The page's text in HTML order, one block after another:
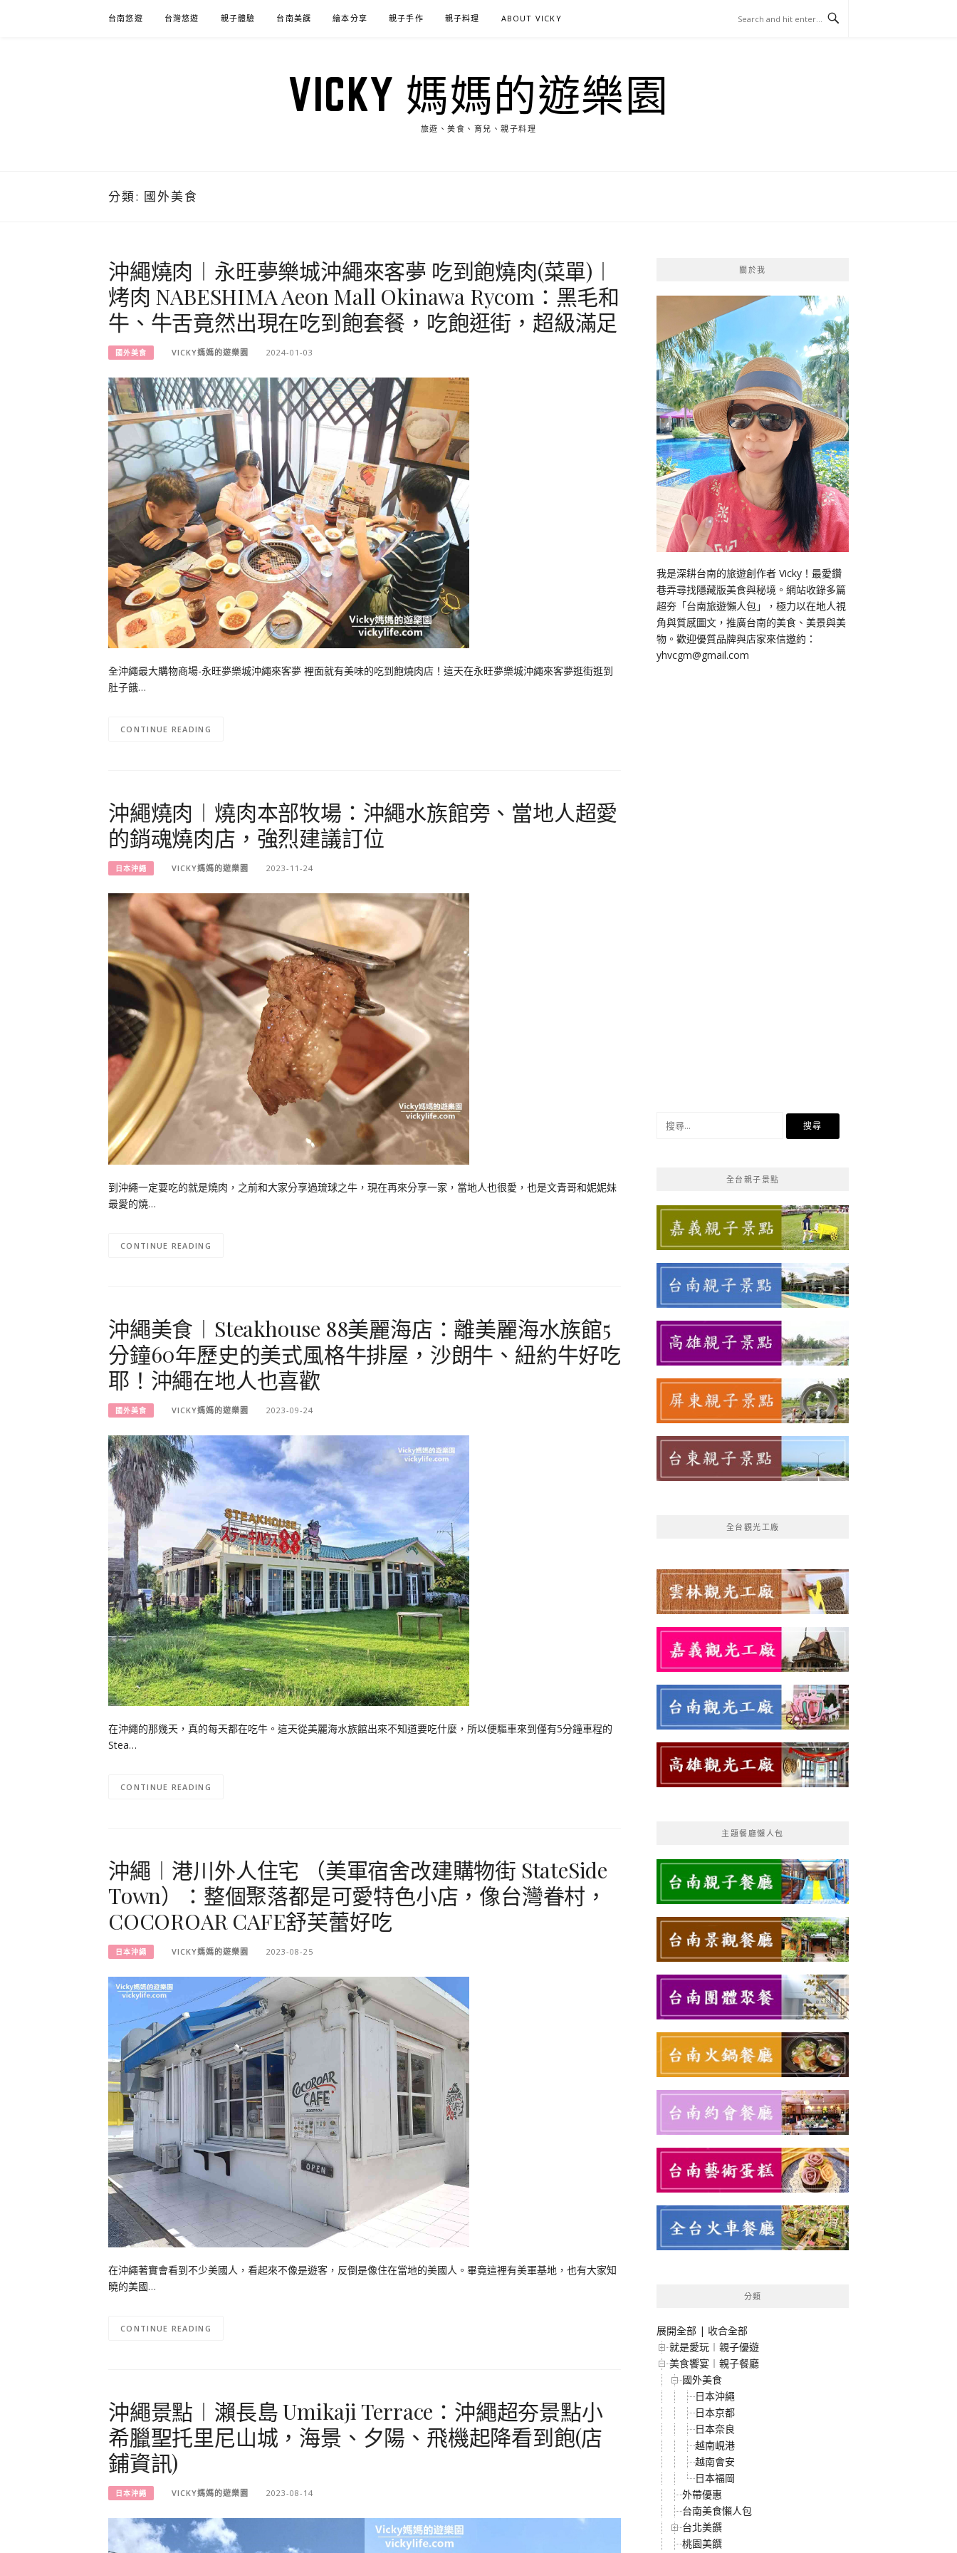
台南悠遊 台灣悠遊 親子體驗 台南美饌 繪本分享 親子手作 親子料理 ABOUT VICKY
VICKY 媽媽的遊樂園
旅遊、美食、育兒、親子料理
分類: 國外美食
沖繩燒肉︱永旺夢樂城沖繩來客夢 吃到飽燒肉(菜單)︱
烤肉 NABESHIMA Aeon Mall Okinawa Rycom：黑毛和
牛、牛舌竟然出現在吃到飽套餐，吃飽逛街，超級滿足
國外美食 VICKY媽媽的遊樂園 2024-01-03
全沖繩最大購物商場-永旺夢樂城沖繩來客夢 裡面就有美味的吃到飽燒肉店！這天在永旺夢樂城沖繩來客夢逛街逛到
肚子餓…
CONTINUE READING
沖繩燒肉︱燒肉本部牧場：沖繩水族館旁、當地人超愛
的銷魂燒肉店，強烈建議訂位
日本沖繩 VICKY媽媽的遊樂園 2023-11-24
到沖繩一定要吃的就是燒肉，之前和大家分享過琉球之牛，現在再來分享一家，當地人也很愛，也是文青哥和妮妮妹
最愛的燒…
CONTINUE READING
沖繩美食︱Steakhouse 88美麗海店：離美麗海水族館5
分鐘60年歷史的美式風格牛排屋，沙朗牛、紐約牛好吃
耶！沖繩在地人也喜歡
國外美食 VICKY媽媽的遊樂園 2023-09-24
在沖繩的那幾天，真的每天都在吃牛。這天從美麗海水族館出來不知道要吃什麼，所以便驅車來到僅有5分鐘車程的
Stea…
CONTINUE READING
沖繩︱港川外人住宅 （美軍宿舍改建購物街 StateSide
Town）：整個聚落都是可愛特色小店，像台灣眷村，
COCOROAR CAFE舒芙蕾好吃
日本沖繩 VICKY媽媽的遊樂園 2023-08-25
在沖繩著實會看到不少美國人，看起來不像是遊客，反倒是像住在當地的美國人。畢竟這裡有美軍基地，也有大家知
曉的美國…
CONTINUE READING
沖繩景點︱瀨長島 Umikaji Terrace：沖繩超夯景點小
希臘聖托里尼山城，海景、夕陽、飛機起降看到飽(店
鋪資訊)
日本沖繩 VICKY媽媽的遊樂園 2023-08-14
關於我
我是深耕台南的旅遊創作者 Vicky！最愛鑽
巷弄尋找隱藏版美食與秘境。網站收錄多篇
超夯「台南旅遊懶人包」，極力以在地人視
角與質感圖文，推廣台南的美食、美景與美
物。歡迎優質品牌與店家來信邀約：
yhvcgm@gmail.com
全台親子景點
全台觀光工廠
主題餐廳懶人包
分類
展開全部 | 收合全部
就是愛玩︱親子優遊
美食饗宴︱親子餐廳
國外美食
日本沖繩
日本京都
日本奈良
越南峴港
越南會安
日本福岡
外帶優惠
台南美食懶人包
台北美饌
桃園美饌